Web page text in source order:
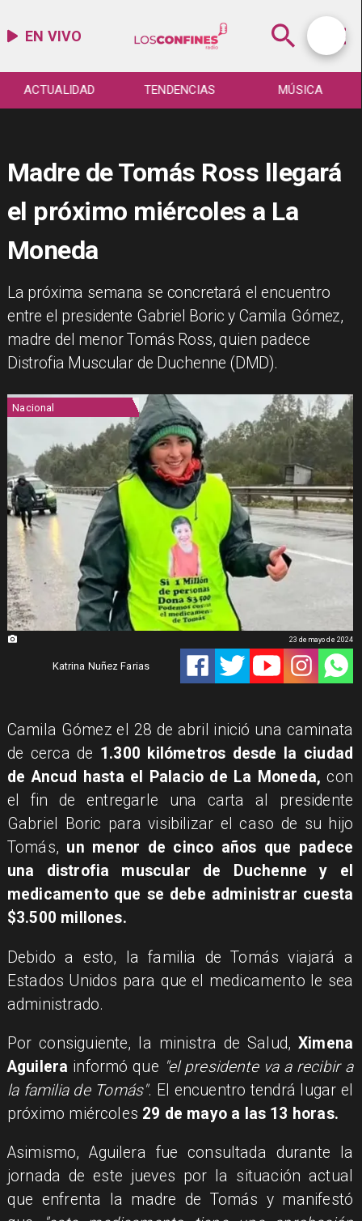
EN VIVO
ACTUALIDAD TENDENCIAS MÚSICA
Madre de Tomás Ross llegará
el próximo miércoles a La
Moneda
La próxima semana se concretará el encuentro
entre el presidente Gabriel Boric y Camila Gómez,
madre del menor Tomás Ross, quien padece
Distrofia Muscular de Duchenne (DMD).
Nacional
Katrina Nuñez Farias
23 de mayo de 2024
Camila Gómez el 28 de abril inició una caminata
de cerca de 1.300 kilómetros desde la ciudad
de Ancud hasta el Palacio de La Moneda, con
el fin de entregarle una carta al presidente
Gabriel Boric para visibilizar el caso de su hijo
Tomás, un menor de cinco años que padece
una distrofia muscular de Duchenne y el
medicamento que se debe administrar cuesta
$3.500 millones.
Debido a esto, la familia de Tomás viajará a
Estados Unidos para que el medicamento le sea
administrado.
Por consiguiente, la ministra de Salud, Ximena
Aguilera informó que "el presidente va a recibir a
la familia de Tomás". El encuentro tendrá lugar el
próximo miércoles 29 de mayo a las 13 horas.
Asimismo, Aguilera fue consultada durante la
jornada de este jueves por la situación actual
que enfrenta la madre de Tomás y manifestó